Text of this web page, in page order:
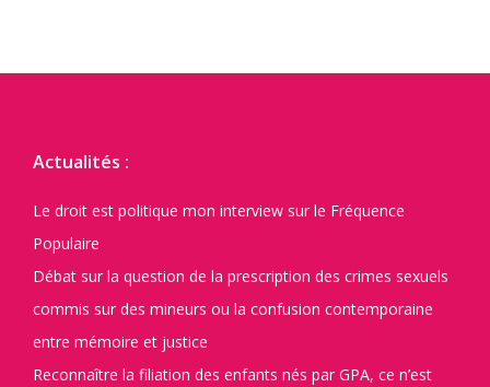
Actualités :
Le droit est politique mon interview sur le Fréquence
Populaire
Débat sur la question de la prescription des crimes sexuels
commis sur des mineurs ou la confusion contemporaine
entre mémoire et justice
Reconnaître la filiation des enfants nés par GPA, ce n’est